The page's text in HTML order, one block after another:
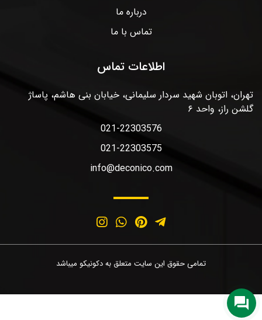
درباره ما
تماس با ما
اطلاعات تماس
تهران، اتوبان شهید سردار سلیمانی، خیابان بنی هاشم، پاساژ
گلشن راز، واحد ۶
021-22303576
021-22303575
info@deconico.com
تمامی حقوق این سایت متعلق به دکونیکو میباشد